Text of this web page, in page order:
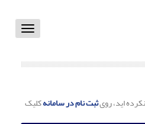
Toggle
اید، رویثبت نام در سامانهکلیک